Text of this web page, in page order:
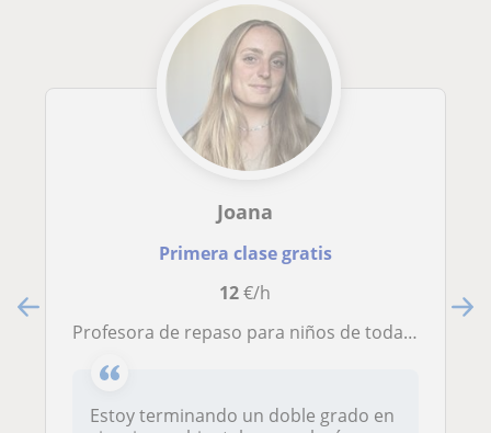
Joana
Primera clase gratis
12€/h
Profesora de repaso para niños de todas las edades
Estoy terminando un doble grado en